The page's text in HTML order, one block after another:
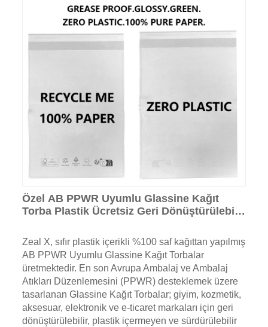
Özel AB PPWR Uyumlu Glassine Kağıt
Torba Plastik Ücretsiz Geri Dönüştürülebilir
Zeal X, sıfır plastik içerikli %100 saf kağıttan yapılmış
AB PPWR Uyumlu Glassine Kağıt Torbalar
üretmektedir. En son Avrupa Ambalaj ve Ambalaj
Atıkları Düzenlemesini (PPWR) desteklemek üzere
tasarlanan Glassine Kağıt Torbalar; giyim, kozmetik,
aksesuar, elektronik ve e-ticaret markaları için geri
dönüştürülebilir, plastik içermeyen ve sürdürülebilir